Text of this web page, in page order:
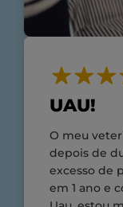
UAU!
O meu
depois de
excesso de
em 1 ano e